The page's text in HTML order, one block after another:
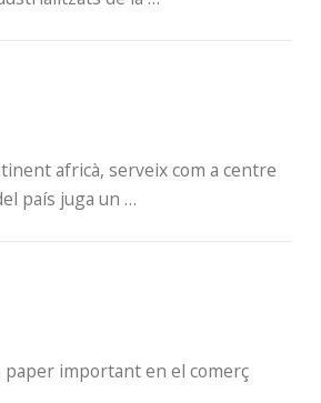
africà, serveix com a centre
país juga un …
paper important en el comerç